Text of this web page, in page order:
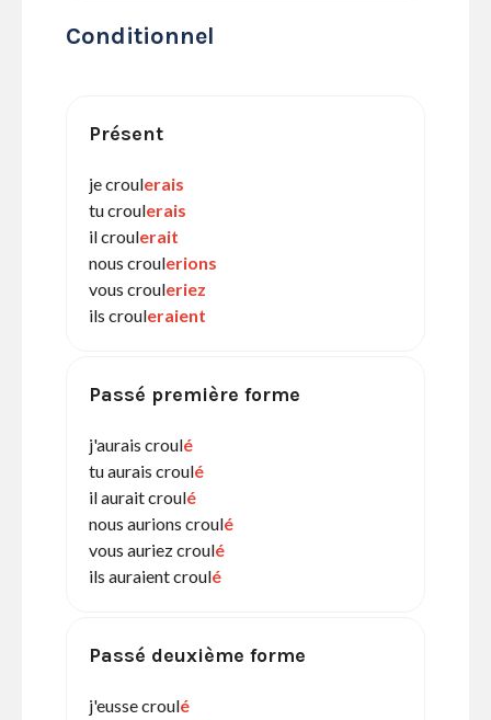
Conditionnel
Présent
je croulerais
tu croulerais
il croulerait
nous croulerions
vous crouleriez
ils crouleraient
Passé première forme
j'aurais croulé
tu aurais croulé
il aurait croulé
nous aurions croulé
vous auriez croulé
ils auraient croulé
Passé deuxième forme
j'eusse croulé